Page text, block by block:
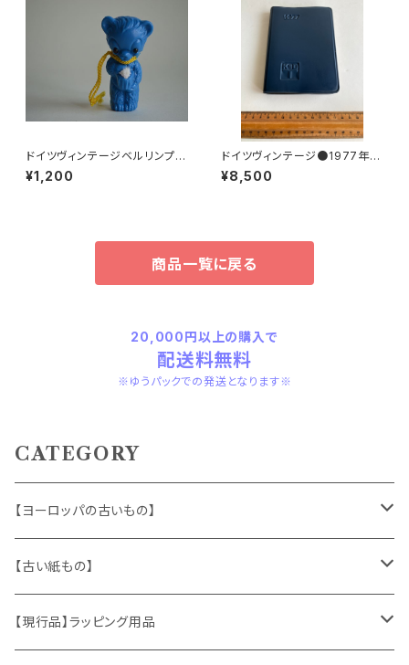
ドイツヴィンテージベルリンプラ
ベア青204
¥1,200
ドイツヴィンテージ●1977年ポ
ケットカレンダーKDT手帳未使
用DDR
¥8,500
商品一覧に戻る
20,000円以上の購入で
配送料無料
※ゆうパックでの発送となります※
CATEGORY
【ヨーロッパの古いもの】
ヴィンテージアクセサリー
おもちゃ、ぬいぐるみ
【古い紙もの】
切手、FDC
【現行品】ラッピング用品